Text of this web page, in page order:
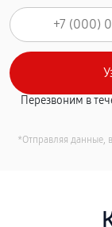
Перезвоним в
*Отправляя данные,